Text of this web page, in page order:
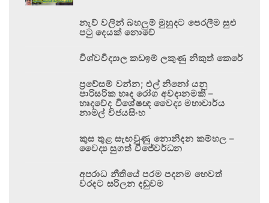
නැව් වලින් බහලුම් මුහුදට පෙරලීම සුළු
පටු දෙයක් නොවේ
විශ්වවිද්‍යාල කඩඉම් ලකුණු නිකුත් කෙරේ
ප්‍රවේසම් වන්න; එල් නිනෝ යනු
පාරිසරික හෘද රෝග අවදානමකි –
හෘදවේද විශේෂඥ වෛද්‍ය මහාචාර්ය
නාමල් විජයසිංහ
කුස තුළ සැඟවුණු නොනිදන කම්හල –
වෛද්‍ය සුගත් විජේවර්ධන
අපරාධ නීතියේ පරම පදනම හෙවත්
වරදට සරිලන දඬුවම